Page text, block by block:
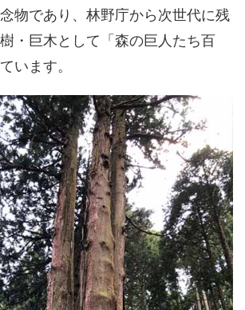
物であり、林野庁から次世代に残
・巨木として「森の巨人たち百
います。